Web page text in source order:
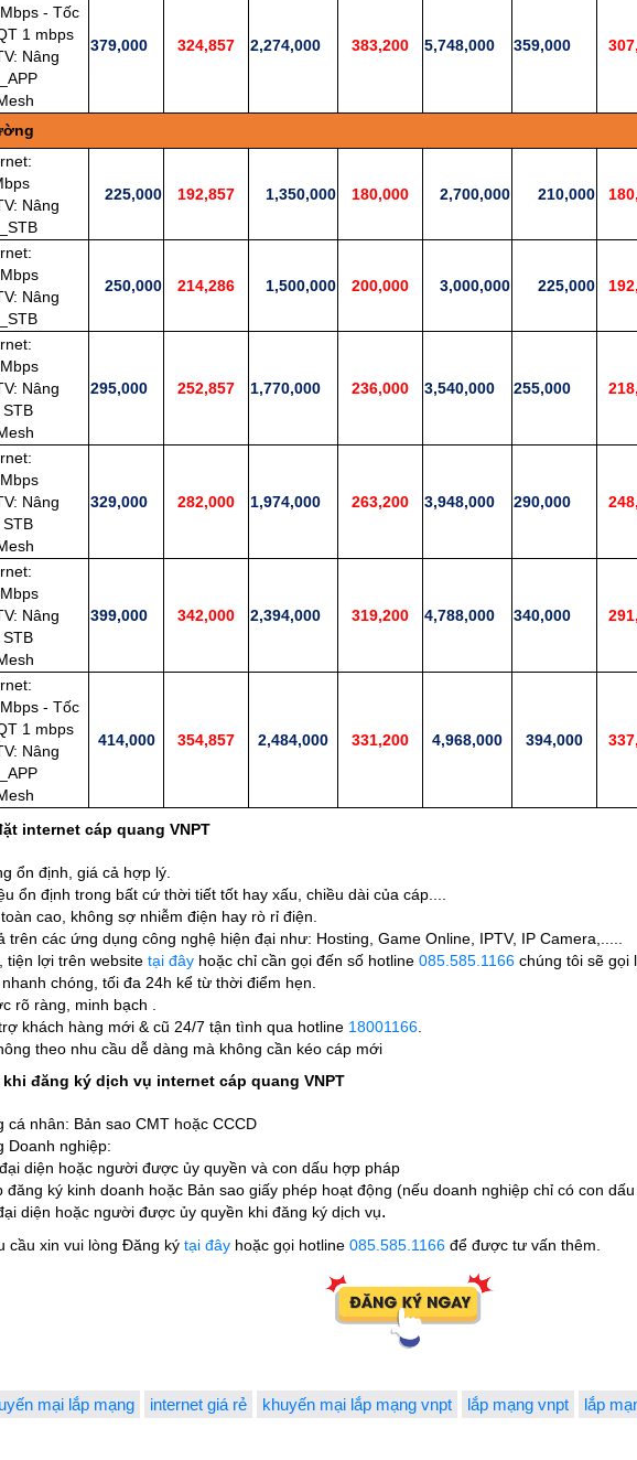
- Tốc
1 mbps
Nâng
379,000 324,857 2,274,000 383,200 5,748,000 359,000
Nâng
225,000 192,857 1,350,000 180,000 2,700,000 210,000
Nâng
250,000 214,286 1,500,000 200,000 3,000,000 225,000
Nâng
295,000 252,857 1,770,000 236,000 3,540,000 255,000
Nâng
329,000 282,000 1,974,000 263,200 3,948,000 290,000
Nâng
399,000 342,000 2,394,000 319,200 4,788,000 340,000
- Tốc
1 mbps
Nâng
414,000 354,857 2,484,000 331,200 4,968,000 394,000
internet cáp quang VNPT
ổn định, giá cả hợp lý.
ổn định trong bất cứ thời tiết tốt hay xấu, chiều dài của cáp....
cao, không sợ nhiễm điện hay rò rỉ điện.
các ứng dụng công nghệ hiện đại như: Hosting, Game Online, IPTV, IP Camera,.....
tiện lợi trên website tại đây hoặc chỉ cần gọi đến số hotline 085.585.1166 chúng tôi sẽ gọi
chóng, tối đa 24h kể từ thời điểm hẹn.
rõ ràng, minh bạch .
khách hàng mới & cũ 24/7 tận tình qua hotline 18001166
theo nhu cầu dễ dàng mà không cần kéo cáp mới
đăng ký dịch vụ internet cáp quang VNPT
cá nhân: Bản sao CMT hoặc CCCD
Doanh nghiệp:
diện hoặc người được ủy quyền và con dấu hợp pháp
đăng ký kinh doanh hoặc Bản sao giấy phép hoạt động (nếu doanh nghiệp chỉ có con
diện hoặc người được ủy quyền khi đăng ký dịch vụ.
cầu xin vui lòng Đăng ký tại đây hoặc gọi hotline 085.585.1166 để được tư vấn thêm.
mại lắp mạng internet giá rẻ khuyến mại lắp mạng vnpt lắp mạng vnpt lắp